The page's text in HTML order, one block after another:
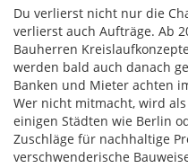
Du verlierst nicht nur die
verlierst auch Aufträge. Ab
Bauherren
werden bald auch danach
Banken und Mieter achten
Wer nicht mitmacht, wird
einigen Städten wie Berlin
Zuschläge für nachhaltige
verschwenderische